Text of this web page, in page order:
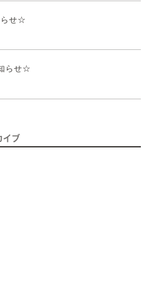
せ☆
らせ☆
イブ